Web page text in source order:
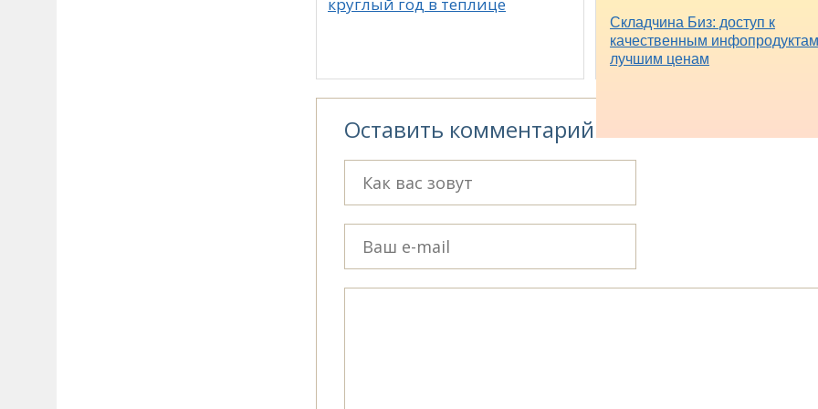
Складчина Биз: доступ к
качественным
лучшим ценам
Оставить комментарий